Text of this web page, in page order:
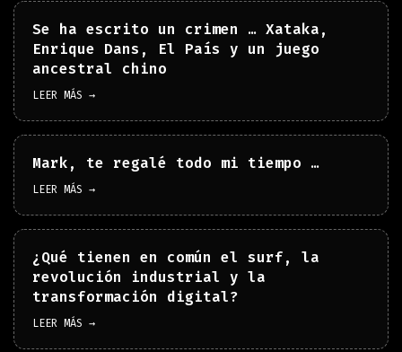
Se ha escrito un crimen … Xataka,
Enrique Dans, El País y un juego
ancestral chino
LEER MÁS →
Mark, te regalé todo mi tiempo …
LEER MÁS →
¿Qué tienen en común el surf, la
revolución industrial y la
transformación digital?
LEER MÁS →